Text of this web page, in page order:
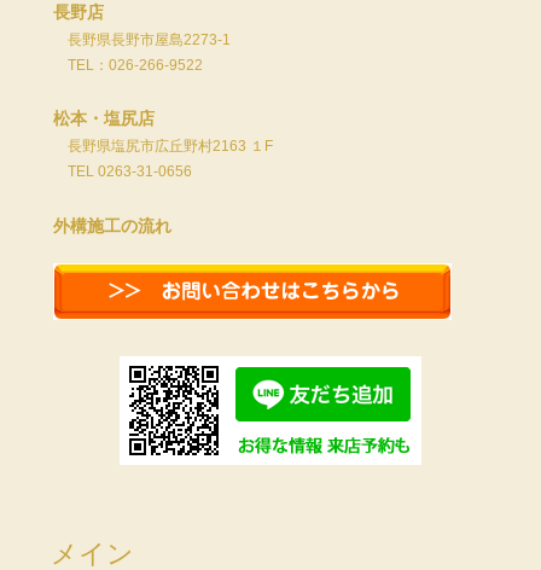
長野店
長野県長野市屋島2273-1
TEL：026-266-9522
松本・塩尻店
長野県塩尻市広丘野村2163 １F
TEL 0263-31-0656
外構施工の流れ
メイン